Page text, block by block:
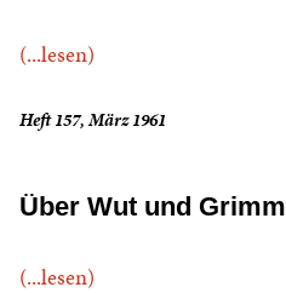
(...lesen)
Heft 157, März 1961
Über Wut und Grimm
(...lesen)